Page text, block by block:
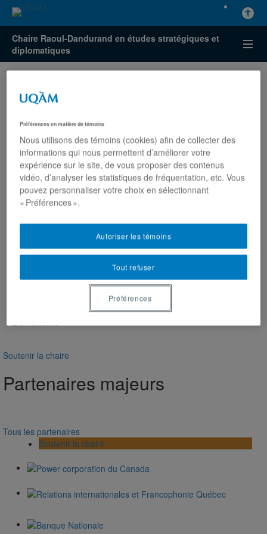
Chaire Raoul-Dandurand en études stratégiques et
diplomatiques
La politique et l’IA
forment un cocktail
dangereux pour la
démocratie, selon des
experts
Mercredi 30 avril 2025
Lien externe
Soutenir la chaire
Partenaires majeurs
Tous les partenaires
Soutenir la chaire
Préférences en matière de témoins
Nous utilisons des témoins (cookies) afin de collecter des
informations qui nous permettent d’améliorer votre
expérience sur le site, de vous proposer des contenus
vidéo, d’analyser les statistiques de fréquentation, etc. Vous
pouvez personnaliser votre choix en sélectionnant
« Préférences ».
Tout refuser
Autoriser les témoins
Préférences